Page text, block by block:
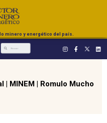
minero y energético del país.
| MINEM | Romulo Mucho